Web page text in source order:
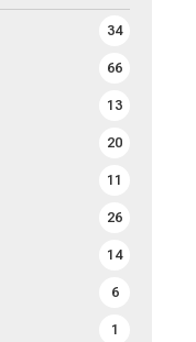
34
66
13
20
11
26
14
6
1